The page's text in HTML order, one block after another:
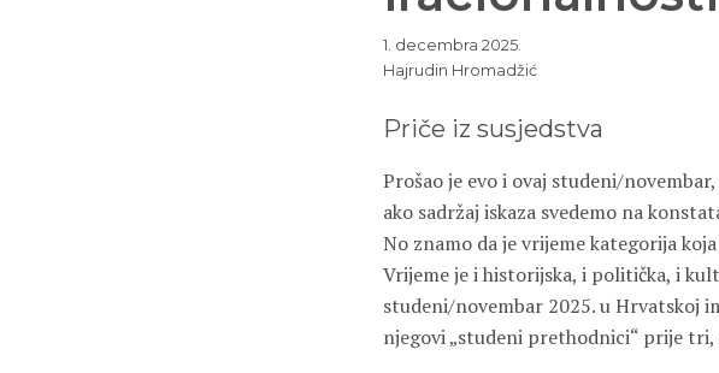
1. decembra 2025.
Hajrudin Hromadžić
Priče iz susjedstva
Prošao je evo i ovaj studeni/
ako sadržaj iskaza svedemo na
No znamo da je vrijeme kategorija
Vrijeme je i historijska, i politička, i
studeni/novembar 2025. u Hrvatskoj
njegovi „studeni prethodnici“ prije